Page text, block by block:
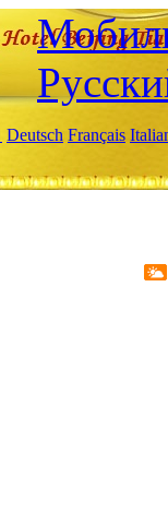
Deutsch Français